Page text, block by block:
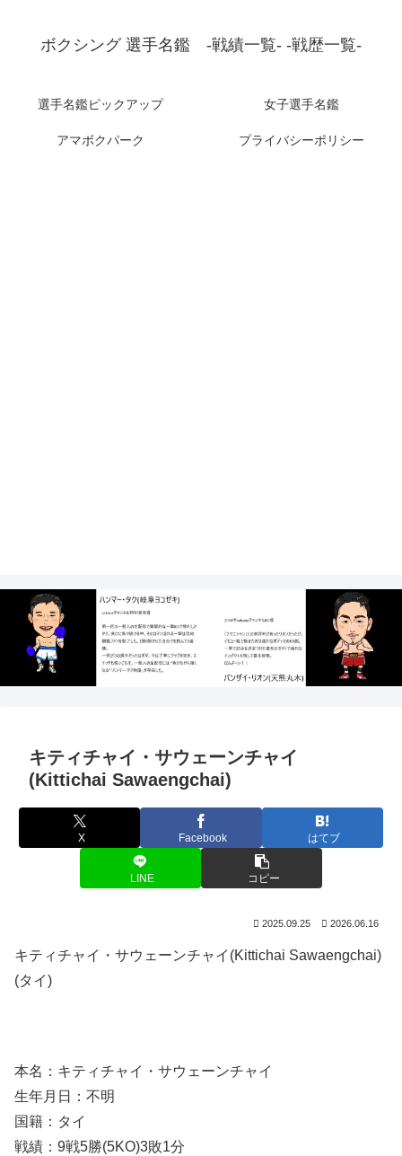
ボクシング 選手名鑑 -戦績一覧- -戦歴一覧-
選手名鑑ピックアップ 女子選手名鑑
アマボクパーク プライバシーポリシー
キティチャイ・サウェーンチャイ
(Kittichai Sawaengchai)
X Facebook はてブ
LINE コピー
2025.09.25 2026.06.16
キティチャイ・サウェーンチャイ(Kittichai Sawaengchai)
(タイ)
本名：キティチャイ・サウェーンチャイ
生年月日：不明
国籍：タイ
戦績：9戦5勝(5KO)3敗1分